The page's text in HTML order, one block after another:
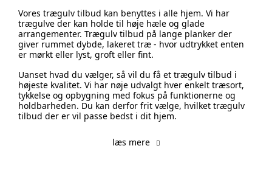
Vores trægulv tilbud kan benyttes i alle hjem. Vi har
trægulve der kan holde til høje hæle og glade
arrangementer. Trægulv tilbud på lange planker der
giver rummet dybde, lakeret træ - hvor udtrykket enten
er mørkt eller lyst, groft eller fint.
Uanset hvad du vælger, så vil du få et trægulv tilbud i
højeste kvalitet. Vi har nøje udvalgt hver enkelt træsort,
tykkelse og opbygning med fokus på funktionerne og
holdbarheden. Du kan derfor frit vælge, hvilket trægulv
tilbud der er vil passe bedst i dit hjem.
læs mere